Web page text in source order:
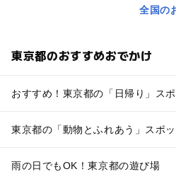
全国の
東京都のおすすめおでかけ
おすすめ！東京都の「日帰り」ス
東京都の「動物とふれあう」スポッ
雨の日でもOK！東京都の遊び場